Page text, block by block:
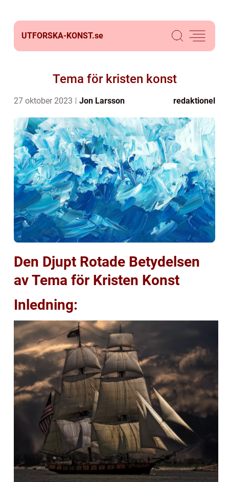
UTFORSKA-KONST.se
Tema för kristen konst
27 oktober 2023 Jon Larsson redaktionel
Den Djupt Rotade Betydelsen
av Tema för Kristen Konst
Inledning: